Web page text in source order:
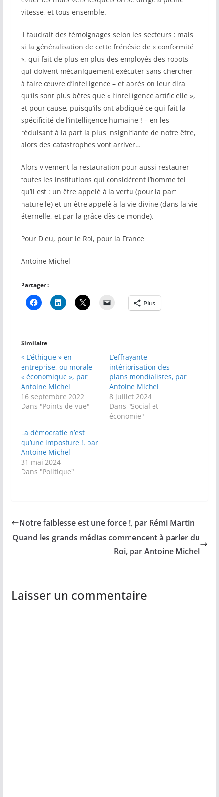
vitesse, et tous ensemble.
Il faudrait des témoignages selon les secteurs : mais
si la généralisation de cette frénésie de « conformité
», qui fait de plus en plus des employés des robots
qui doivent mécaniquement exécuter sans chercher
à faire œuvre d’intelligence – et après on leur dira
qu’ils sont plus bêtes que « l’intelligence artificielle »,
et pour cause, puisqu’ils ont abdiqué ce qui fait la
spécificité de l’intelligence humaine ! – en les
réduisant à la part la plus insignifiante de notre être,
alors des catastrophes vont arriver…
Alors vivement la restauration pour aussi restaurer
toutes les institutions qui considèrent l’homme tel
qu’il est : un être appelé à la vertu (pour la part
naturelle) et un être appelé à la vie divine (dans la vie
éternelle, et par la grâce dès ce monde).
Pour Dieu, pour le Roi, pour la France
Antoine Michel
Partager :
Plus
Similaire
« L’éthique » en
entreprise, ou morale
« économique », par
Antoine Michel
16 septembre 2022
Dans "Points de vue"
L’effrayante
intériorisation des
plans mondialistes, par
Antoine Michel
8 juillet 2024
Dans "Social et
économie"
La démocratie n’est
qu’une imposture !, par
Antoine Michel
31 mai 2024
Dans "Politique"
Notre faiblesse est une force !, par Rémi Martin
Quand les grands médias commencent à parler du
Roi, par Antoine Michel
Laisser un commentaire